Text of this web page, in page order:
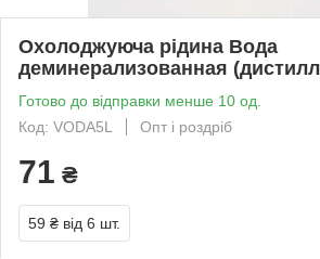
Охолоджуюча рідина Вода
деминерализованная
Готово до відправки менше 10 од.
Код: VODA5L
Опт і роздріб
71 ₴
59 ₴ від 6 шт.